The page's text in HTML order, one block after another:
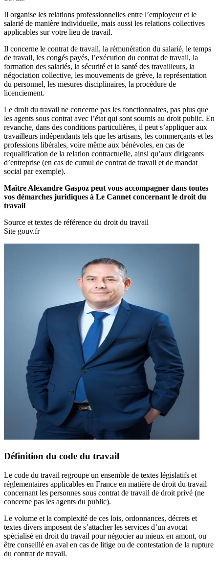
Il organise les relations professionnelles entre l’employeur et le
salarié de manière individuelle, mais aussi les relations collectives
applicables sur votre lieu de travail.
Il concerne le contrat de travail, la rémunération du salarié, le temps
de travail, les congés payés, l’exécution du contrat de travail, la
formation des salariés, la sécurité et la santé des travailleurs, la
négociation collective, les mouvements de grève, la représentation
du personnel, les mesures disciplinaires, la procédure de
licenciement.
Le droit du travail ne concerne pas les fonctionnaires, pas plus que
les agents sous contrat avec l’état qui sont soumis au droit public. En
revanche, dans des conditions particulières, il peut s’appliquer aux
travailleurs indépendants tels que les artisans, les commerçants et les
professions libérales, voire même aux bénévoles, en cas de
requalification de la relation contractuelle, ainsi qu’aux dirigeants
d’entreprise (en cas de cumul de contrat de travail et de mandat
social par exemple).
Maître Alexandre Gaspoz peut vous accompagner dans toutes
vos démarches juridiques à Le Cannet concernant le droit du
travail
Source et textes de référence du droit du travail
Site gouv.fr
Définition du code du travail
Le code du travail regroupe un ensemble de textes législatifs et
réglementaires applicables en France en matière de droit du travail
concernant les personnes sous contrat de travail de droit privé (ne
concerne pas les agents du public).
Le volume et la complexité de ces lois, ordonnances, décrets et
textes divers imposent de s’attacher les services d’un avocat
spécialisé en droit du travail pour négocier au mieux en amont, ou
être conseillé en aval en cas de litige ou de contestation de la rupture
du contrat de travail.